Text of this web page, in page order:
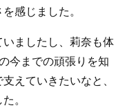
感じました。
ましたし、莉奈も体
今までの頑張りを知
えていきたいなと、
。